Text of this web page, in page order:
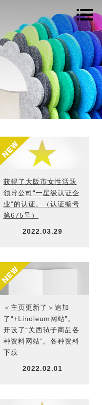
获得了大阪市女性活跃
领导公司“一星级认证企
业”的认证。（认证编号
第675号）
2022.03.29
＜主页更新了＞追加
了“+Linoleum网站”。
开设了“关西毡子商品各
种资料网站”。各种资料
下载
2022.02.01